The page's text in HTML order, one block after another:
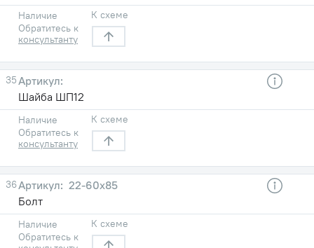
Наличие
Обратитесь к
консультанту
К схеме
35
Шайба ШП12
Наличие
Обратитесь к
консультанту
К схеме
36
22-60х85
Болт
Наличие
Обратитесь к
К схеме